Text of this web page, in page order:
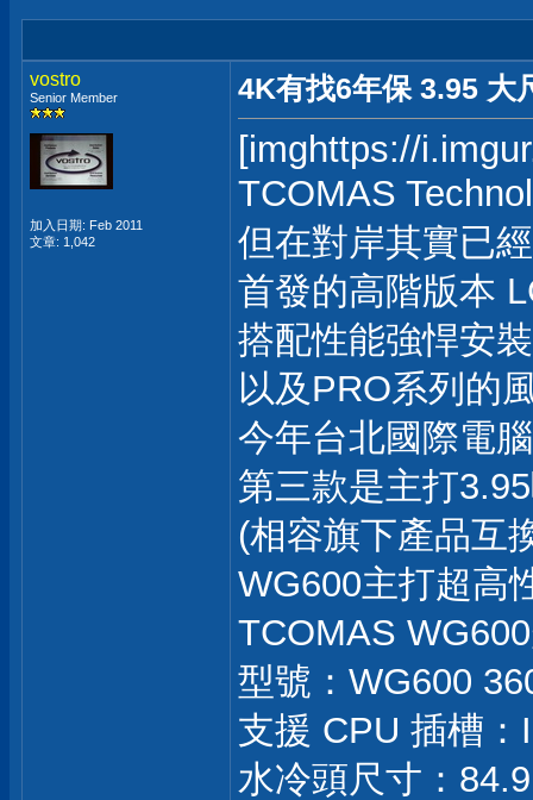
vostro
Senior Member
加入日期: Feb 2011
文章: 1,042
4K有找6年保 3.95 大
[imghttps://
TCOMAS
但在對岸其實已
首發的高階版本
搭配性能強悍安
以及PRO系列的
今年台北國際電
第三款是主打
(相容旗下產品互
WG600主打超高
TCOMAS
型號：WG600
支援 CPU 插槽
水冷頭尺寸：